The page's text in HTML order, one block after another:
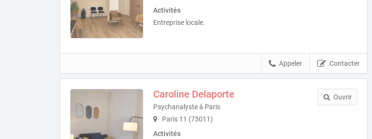
Activités
Entreprise locale.
Contacter
Appeler
Caroline Delaporte
Psychanalyste à Paris
Paris 11 (75011)
Activités
Ouvrir